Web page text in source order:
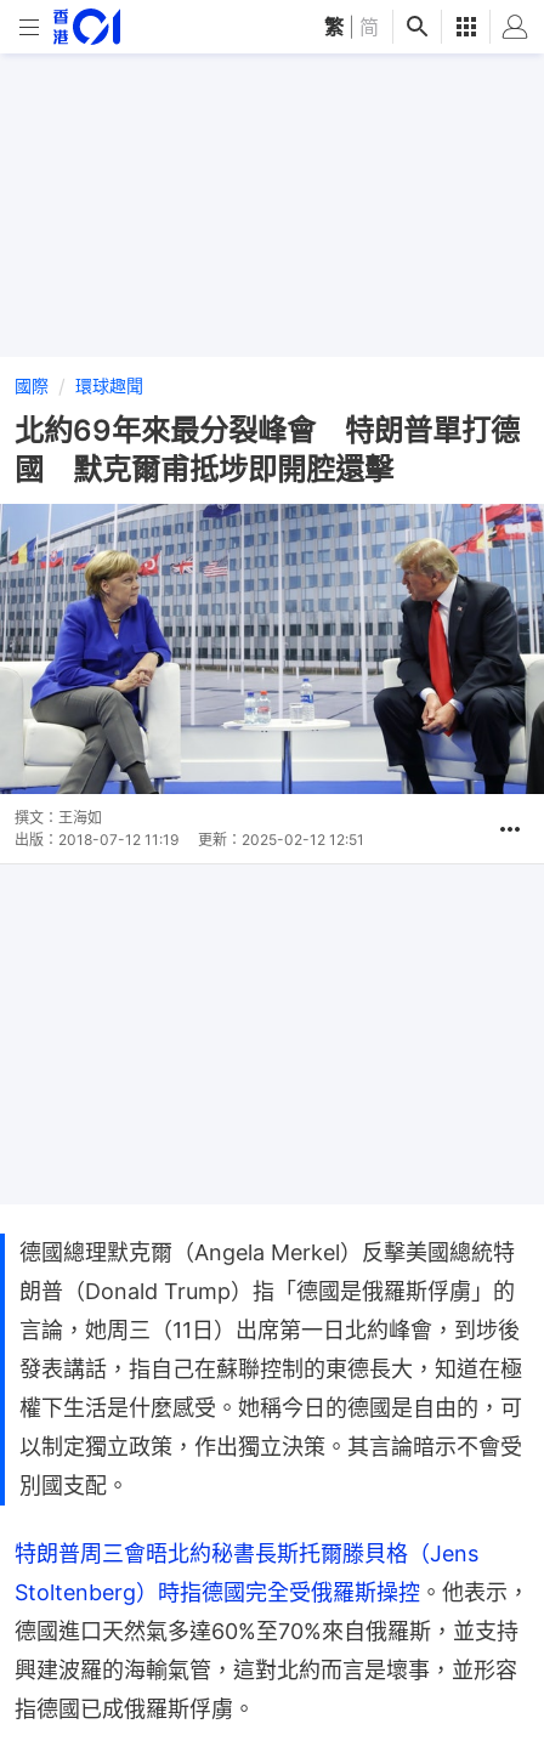
繁 简
國際 環球趣聞
北約69年來最分裂峰會 特朗普單打德
國 默克爾甫抵埗即開腔還擊
撰文： 王海如
出版： 2018-07-12 11:19 更新： 2025-02-12 12:51
德國總理默克爾（Angela Merkel）反擊美國總統特
朗普（Donald Trump）指「德國是俄羅斯俘虜」的
言論，她周三（11日）出席第一日北約峰會，到埗後
發表講話，指自己在蘇聯控制的東德長大，知道在極
權下生活是什麼感受。她稱今日的德國是自由的，可
以制定獨立政策，作出獨立決策。其言論暗示不會受
別國支配。
特朗普周三會晤北約秘書長斯托爾滕貝格（Jens
Stoltenberg）時指德國完全受俄羅斯操控 。他表示，
德國進口天然氣多達60%至70%來自俄羅斯，並支持
興建波羅的海輸氣管，這對北約而言是壞事，並形容
指德國已成俄羅斯俘虜。